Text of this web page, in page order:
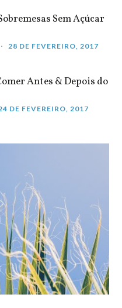
Sem Açúcar
28 DE FEVEREIRO, 2017
Antes & Depois do
DE FEVEREIRO, 2017